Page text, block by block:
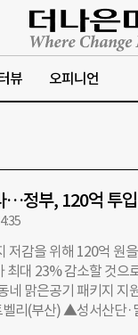
뷰 오피니언
…정부, 120억 투
저감을 위해 120억 원
최대 23% 감소할 것으
네 맑은공기 패키지 지
리(부산) ▲성서산단